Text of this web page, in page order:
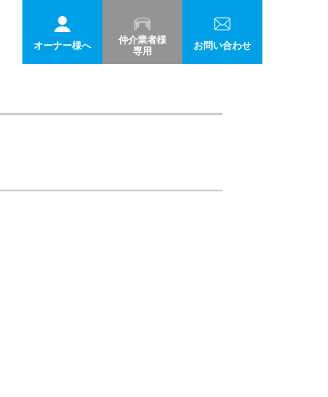
オーナー様へ
仲介業者様
専用
お問い合わせ